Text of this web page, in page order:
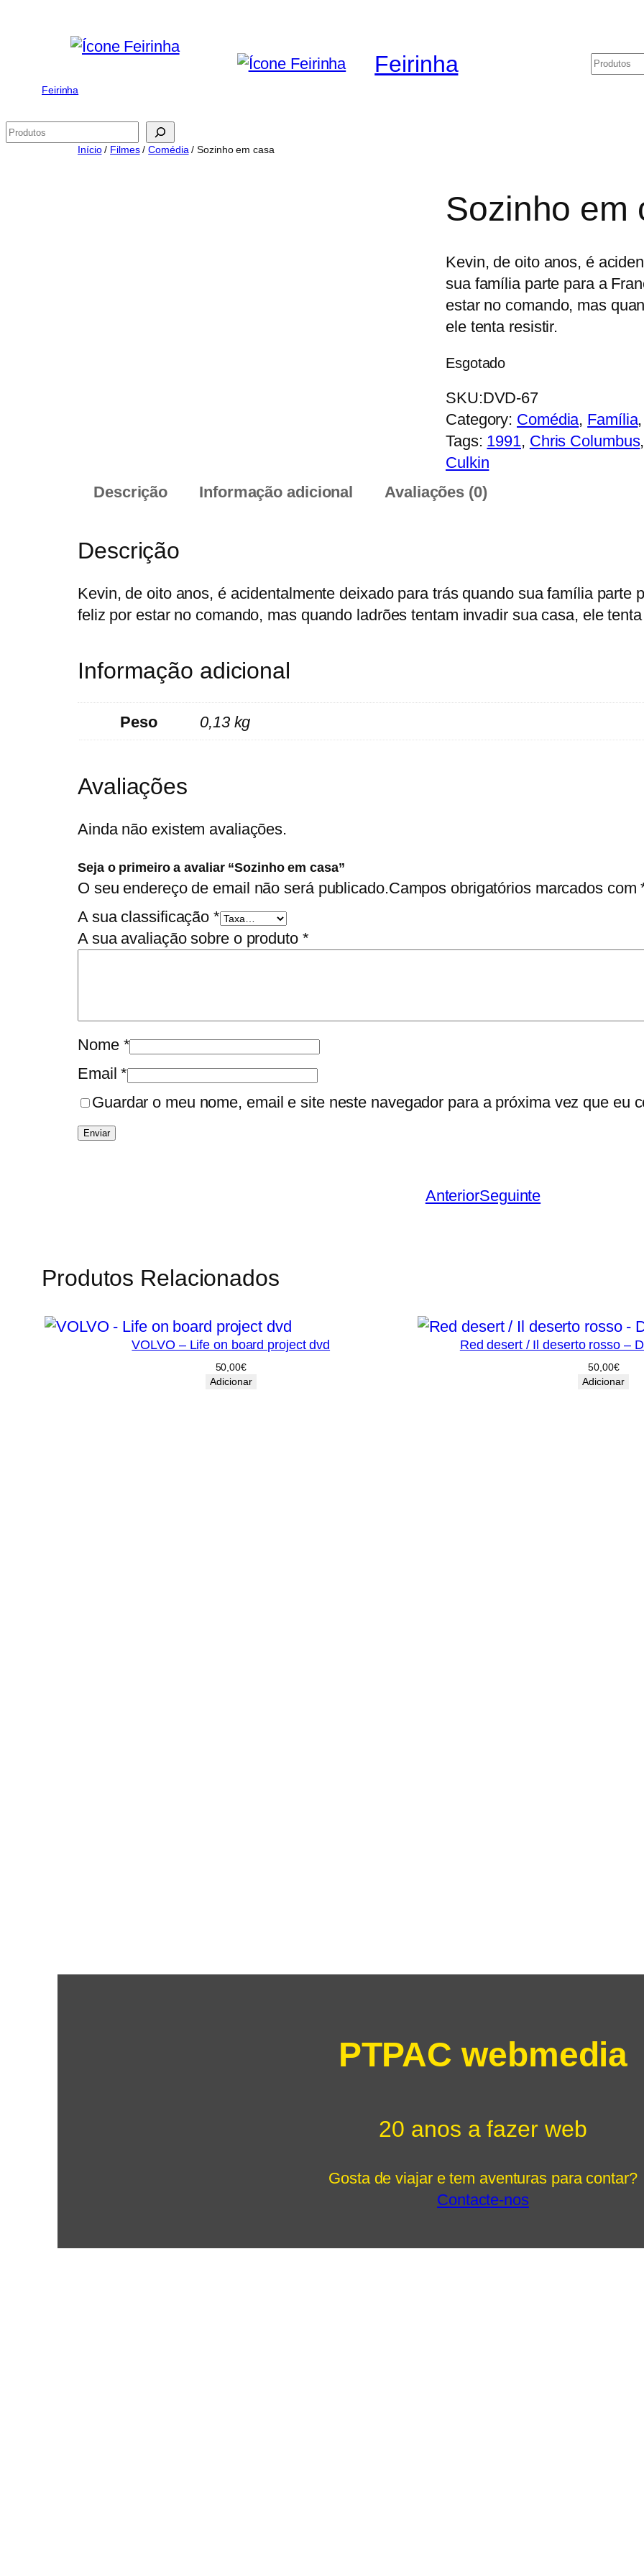
Feirinha
Feirinha
Pesquisar
Início/ Filmes/Comédia / Sozinho em casa
Sozinho em
Kevin, de oito anos, é
sua família parte para a
estar no comando, mas
ele tenta resistir.
Esgotado
SKU:DVD-67
Category: Comédia, Família
Tags: 1991, Chris Columbus
Culkin
Descrição
Informação adicional Avaliações (0)
Descrição
Kevin, de oito anos, é acidentalmente deixado para trás quando sua família parte
feliz por estar no comando, mas quando ladrões tentam invadir sua casa, ele
Informação adicional
Peso 0,13 kg
Avaliações
Ainda não existem avaliações.
Seja o primeiro a avaliar “Sozinho em casa”
O seu endereço de email não será publicado.Campos obrigatórios marcados com
A sua classificação *
A sua avaliação sobre o produto *
Nome *
Email*
Guardar o meu nome, email e site neste navegador para a próxima vez que eu
AnteriorSeguinte
Produtos Relacionados
VOLVO – Life on board project dvd
50,00€
Adicionar
Red desert / Il deserto rosso –
50,00€
Adicionar
PTPAC webmedia
20 anos a fazer web
Gosta de viajar e tem aventuras para contar?
Contacte-nos